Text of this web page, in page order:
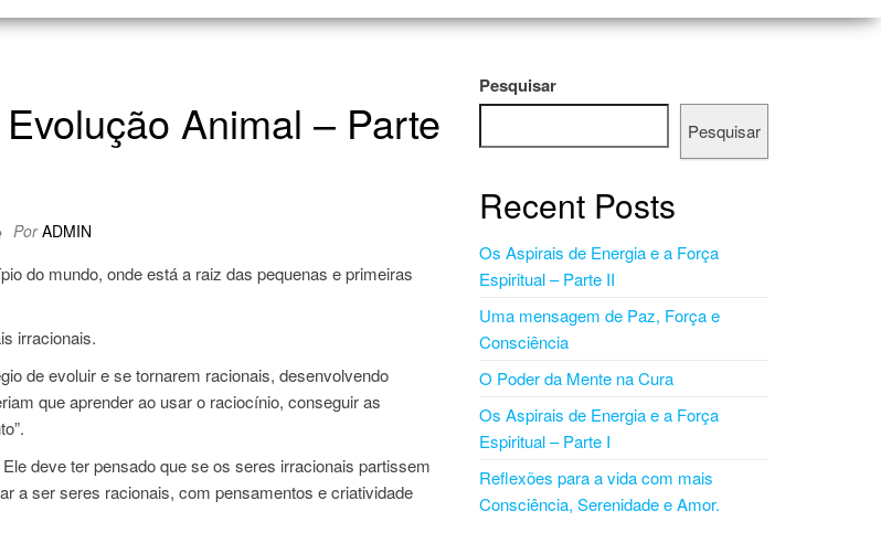
Animal – Parte
Por ADMIN
do mundo, onde está a raiz das pequenas e primeiras
irracionais.
de evoluir e se tornarem racionais, desenvolvendo
que aprender ao usar o raciocínio, conseguir as
deve ter pensado que se os seres irracionais partissem
a ser seres racionais, com pensamentos e criatividade
Pesquisar
Pesquisar
Recent Posts
Os Aspirais de Energia e a Força
Espiritual – Parte II
Uma mensagem de Paz, Força e
Consciência
O Poder da Mente na Cura
Os Aspirais de Energia e a Força
Espiritual – Parte I
Reflexões para a vida com mais
Consciência, Serenidade e Amor.